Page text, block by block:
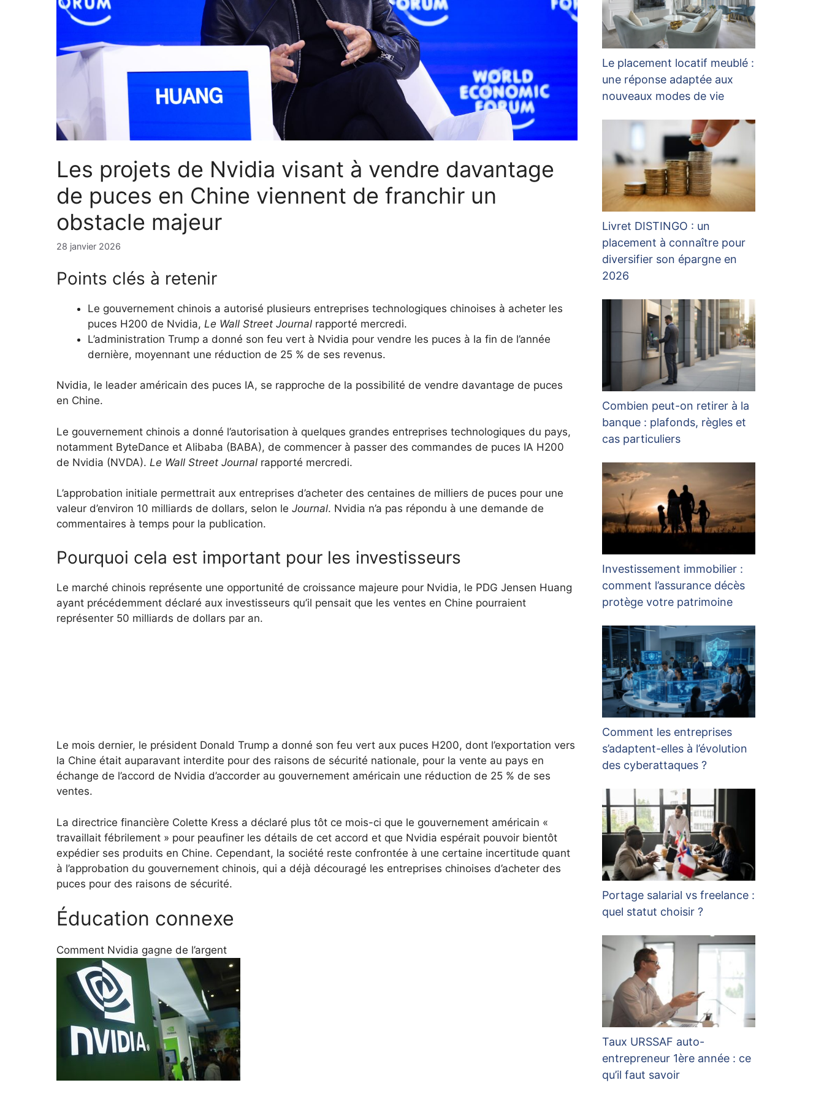
Les projets de Nvidia visant à vendre davantage
de puces en Chine viennent de franchir un
obstacle majeur
28 janvier 2026
Points clés à retenir
Le gouvernement chinois a autorisé plusieurs entreprises technologiques chinoises à acheter les
puces H200 de Nvidia, Le Wall Street Journal rapporté mercredi.
L’administration Trump a donné son feu vert à Nvidia pour vendre les puces à la fin de l’année
dernière, moyennant une réduction de 25 % de ses revenus.
Nvidia, le leader américain des puces IA, se rapproche de la possibilité de vendre davantage de puces
en Chine.
Le gouvernement chinois a donné l’autorisation à quelques grandes entreprises technologiques du pays,
notamment ByteDance et Alibaba (BABA), de commencer à passer des commandes de puces IA H200
de Nvidia (NVDA). Le Wall Street Journal rapporté mercredi.
L’approbation initiale permettrait aux entreprises d’acheter des centaines de milliers de puces pour une
valeur d’environ 10 milliards de dollars, selon le Journal. Nvidia n’a pas répondu à une demande de
commentaires à temps pour la publication.
Pourquoi cela est important pour les investisseurs
Le marché chinois représente une opportunité de croissance majeure pour Nvidia, le PDG Jensen Huang
ayant précédemment déclaré aux investisseurs qu’il pensait que les ventes en Chine pourraient
représenter 50 milliards de dollars par an.
Le mois dernier, le président Donald Trump a donné son feu vert aux puces H200, dont l’exportation vers
la Chine était auparavant interdite pour des raisons de sécurité nationale, pour la vente au pays en
échange de l’accord de Nvidia d’accorder au gouvernement américain une réduction de 25 % de ses
ventes.
La directrice financière Colette Kress a déclaré plus tôt ce mois-ci que le gouvernement américain «
travaillait fébrilement » pour peaufiner les détails de cet accord et que Nvidia espérait pouvoir bientôt
expédier ses produits en Chine. Cependant, la société reste confrontée à une certaine incertitude quant
à l’approbation du gouvernement chinois, qui a déjà découragé les entreprises chinoises d’acheter des
puces pour des raisons de sécurité.
Éducation connexe
Comment Nvidia gagne de l’argent
Le placement locatif meublé :
une réponse adaptée aux
nouveaux modes de vie
Livret DISTINGO : un
placement à connaître pour
diversifier son épargne en
2026
Combien peut-on retirer à la
banque : plafonds, règles et
cas particuliers
Investissement immobilier :
comment l’assurance décès
protège votre patrimoine
Comment les entreprises
s’adaptent-elles à l’évolution
des cyberattaques ?
Portage salarial vs freelance :
quel statut choisir ?
Taux URSSAF auto-
entrepreneur 1ère année : ce
qu’il faut savoir